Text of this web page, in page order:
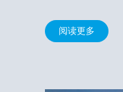
阅读更多